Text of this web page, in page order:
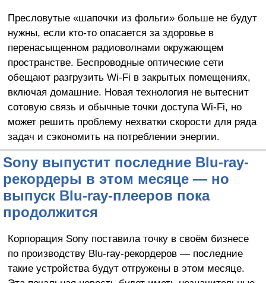
Пресловутые «шапочки из фольги» больше не будут
нужны, если кто-то опасается за здоровье в
перенасыщенном радиоволнами окружающем
пространстве. Беспроводные оптические сети
обещают разгрузить Wi-Fi в закрытых помещениях,
включая домашние. Новая технология не вытеснит
сотовую связь и обычные точки доступа Wi-Fi, но
может решить проблему нехватки скорости для ряда
задач и сэкономить на потреблении энергии.
Sony выпустит последние Blu-ray-
рекордеры в этом месяце — но
выпуск Blu-ray-плееров пока
продолжится
Корпорация Sony поставила точку в своём бизнесе
по производству Blu-ray-рекордеров — последние
такие устройства будут отгружены в этом месяце.